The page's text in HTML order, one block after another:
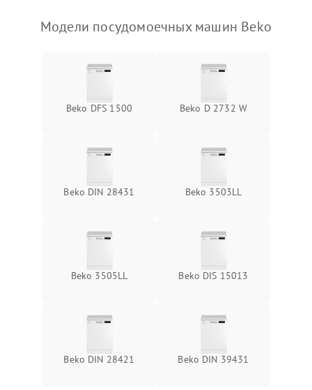
Модели посудомоечных машин Beko
Beko DFS 1500 Beko D 2732 W
Beko DIN 28431 Beko 3503LL
Beko 3505LL Beko DIS 15013
Beko DIN 28421 Beko DIN 39431